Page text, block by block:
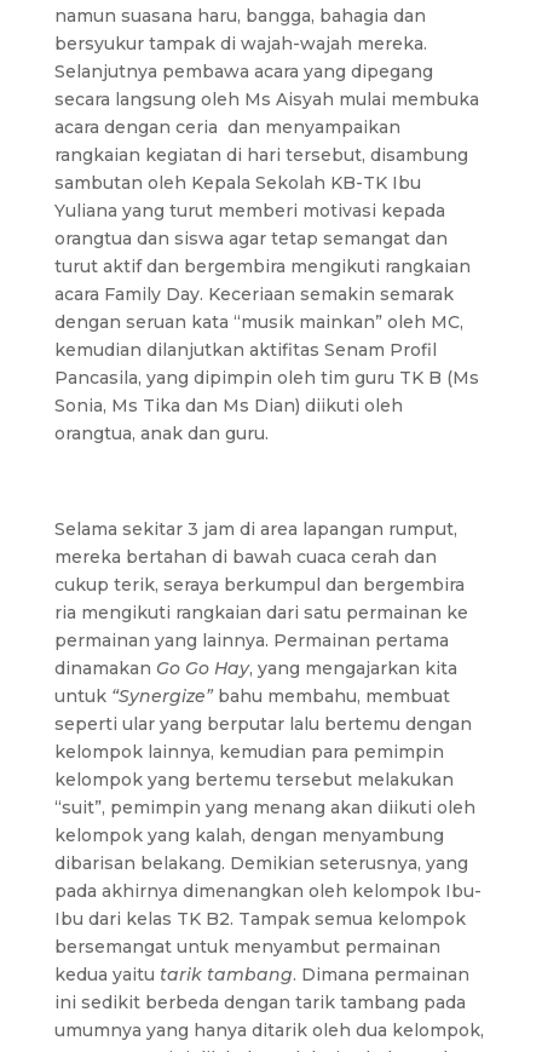
namun suasana haru, bangga, bahagia dan
bersyukur tampak di wajah-wajah mereka.
Selanjutnya pembawa acara yang dipegang
secara langsung oleh Ms Aisyah mulai membuka
acara dengan ceria dan menyampaikan
rangkaian kegiatan di hari tersebut, disambung
sambutan oleh Kepala Sekolah KB-TK Ibu
Yuliana yang turut memberi motivasi kepada
orangtua dan siswa agar tetap semangat dan
turut aktif dan bergembira mengikuti rangkaian
acara Family Day. Keceriaan semakin semarak
dengan seruan kata “musik mainkan” oleh MC,
kemudian dilanjutkan aktifitas Senam Profil
Pancasila, yang dipimpin oleh tim guru TK B (Ms
Sonia, Ms Tika dan Ms Dian) diikuti oleh
orangtua, anak dan guru.
Selama sekitar 3 jam di area lapangan rumput,
mereka bertahan di bawah cuaca cerah dan
cukup terik, seraya berkumpul dan bergembira
ria mengikuti rangkaian dari satu permainan ke
permainan yang lainnya. Permainan pertama
dinamakan Go Go Hay, yang mengajarkan kita
untuk “Synergize”bahu membahu, membuat
seperti ular yang berputar lalu bertemu dengan
kelompok lainnya, kemudian para pemimpin
kelompok yang bertemu tersebut melakukan
“suit”, pemimpin yang menang akan diikuti oleh
kelompok yang kalah, dengan menyambung
dibarisan belakang. Demikian seterusnya, yang
pada akhirnya dimenangkan oleh kelompok Ibu-
Ibu dari kelas TK B2. Tampak semua kelompok
bersemangat untuk menyambut permainan
kedua yaitu tarik tambang. Dimana permainan
ini sedikit berbeda dengan tarik tambang pada
umumnya yang hanya ditarik oleh dua kelompok,